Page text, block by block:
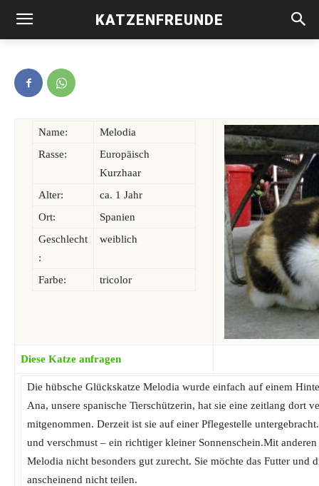
KATZENFREUNDE
Melodia -vermittelt-
Name:
Melodia
Rasse:
Europäisch
Kurzhaar
Alter:
ca. 1 Jahr
Ort:
Spanien
Geschlecht
:
weiblich
Farbe: tricolor
Diese Katze anfragen
Die hübsche Glückskatze Melodia wurde einfach auf einem
Ana, unsere spanische Tierschützerin, hat sie eine zeitlang dort
mitgenommen. Derzeit ist sie auf einer Pflegestelle
und verschmust – ein richtiger kleiner Sonnenschein.Mit
Melodia nicht besonders gut zurecht. Sie möchte das Futter und
anscheinend nicht teilen.